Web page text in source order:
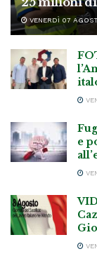
VENERDÌ 07
e